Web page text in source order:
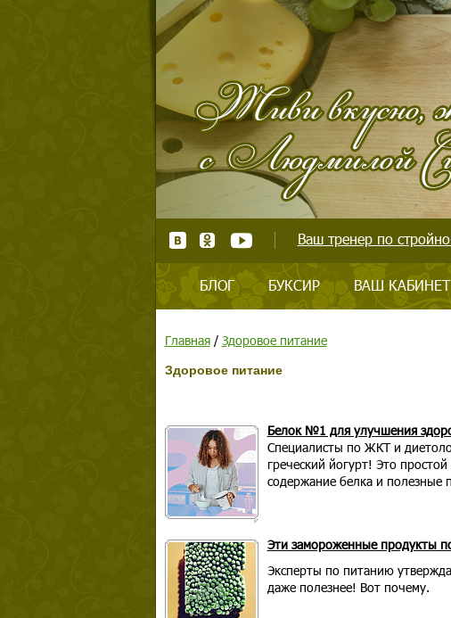
Ваш тренер по
БЛОГ БУКСИР ВАШ КАБИНЕТ
Главная/ Здоровое питание
Здоровое питание
Белок №1 для улучшения
Специалисты по ЖКТ и
греческий йогурт! Это
содержание белка и полезные
Эти замороженные продукты
Эксперты по питанию
даже полезнее! Вот почему.